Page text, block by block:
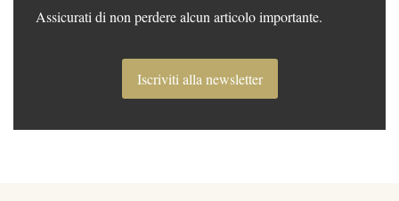
Assicurati di non perdere alcun articolo importante.
Iscriviti alla newsletter